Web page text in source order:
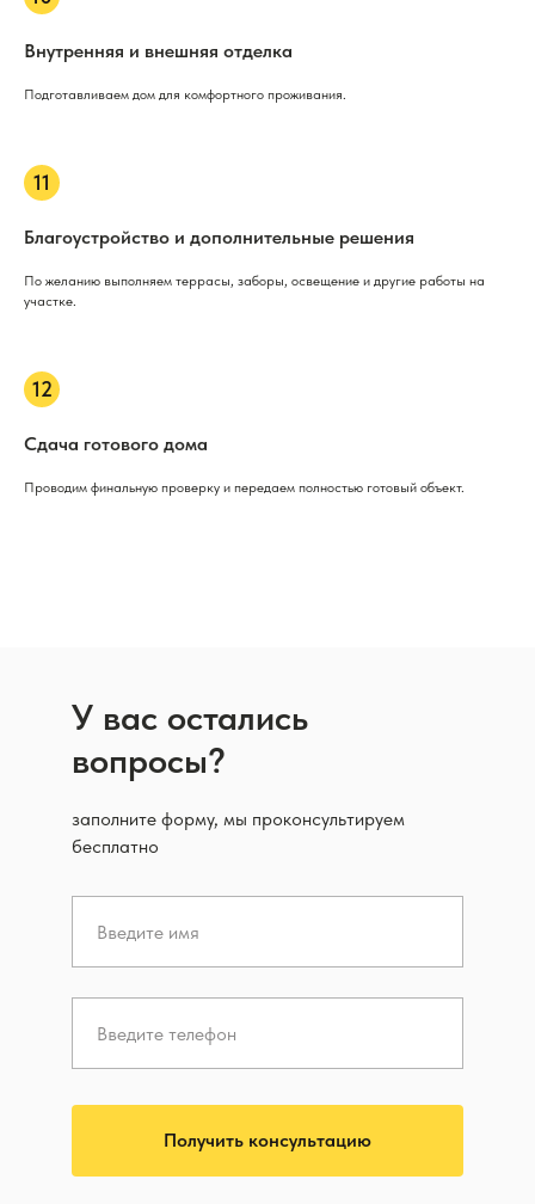
Внутренняя и внешняя отделка
Подготавливаем дом для комфортного проживания.
Благоустройство и дополнительные решения
По желанию выполняем террасы, заборы, освещение и другие работы на
участке.
Сдача готового дома
Проводим финальную проверку и передаем полностью готовый объект.
У вас остались
вопросы?
заполните форму, мы проконсультируем
бесплатно
Получить консультацию